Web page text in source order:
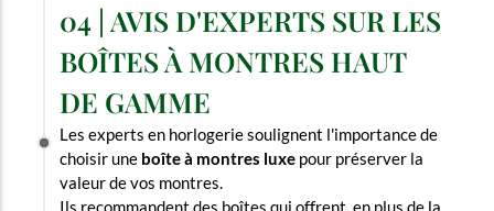
04 | AVIS D'EXPERTS SUR LES
BOÎTES À MONTRES HAUT
DE GAMME
Les experts en horlogerie soulignent l'importance de
choisir une boîte à montres luxe pour préserver la
valeur de vos montres.
Ils recommandent des boîtes qui offrent, en plus de la